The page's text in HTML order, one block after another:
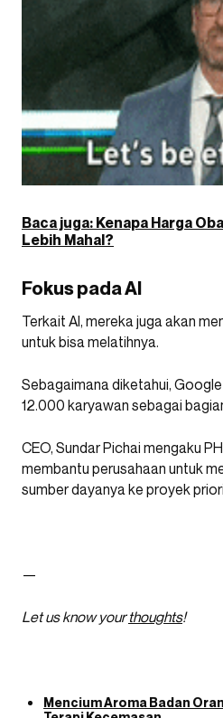
Baca juga: Kenapa Harga
Lebih Mahal?
Fokus pada AI
Terkait AI, mereka juga akan
untuk bisa melatihnya.
Sebagaimana diketahui,
12.000 karyawan sebagai
CEO, Sundar Pichai mengaku
membantu perusahaan untuk
sumber dayanya ke proyek
—
Let us know yourthoughts!
Mencium Aroma Badan